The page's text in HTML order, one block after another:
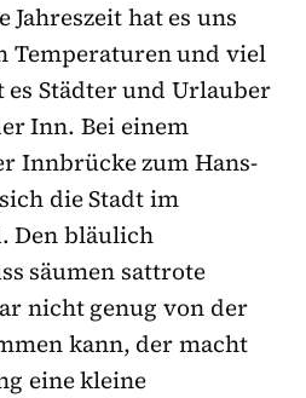
hat es uns
Temperaturen und viel
es Städter und Urlauber
Inn. Bei einem
Innbrücke zum Hans-
die Stadt im
Den bläulich
säumen sattrote
nicht genug von der
kann, der macht
eine kleine